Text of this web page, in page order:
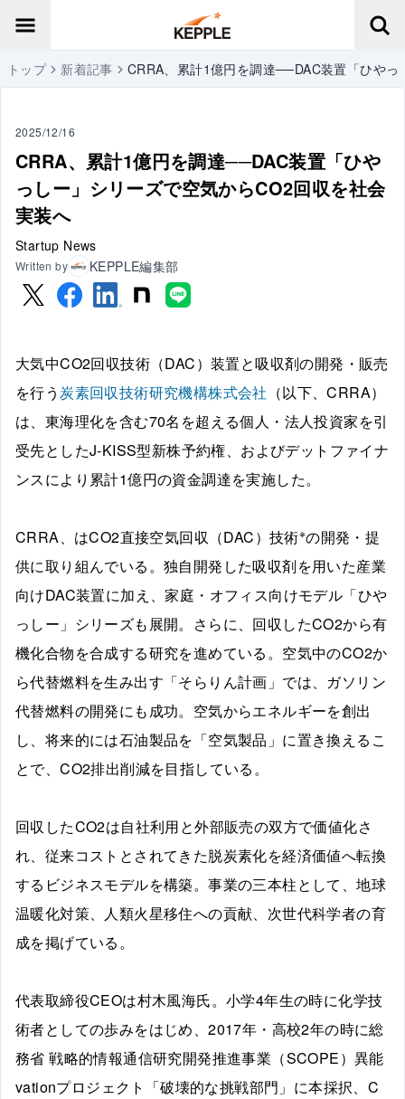
トップ 新着記事 CRRA、累計1億円を調達──DAC装置「ひや
2025/12/16
CRRA、累計1億円を調達──DAC装置「ひや
っしー」シリーズで空気からCO2回収を社会
実装へ
Startup News
Written by KEPPLE編集部
大気中CO2回収技術（DAC）装置と吸収剤の開発・販売
を行う炭素回収技術研究機構株式会社 （以下、CRRA）
は、東海理化を含む70名を超える個人・法人投資家を引
受先としたJ-KISS型新株予約権、およびデットファイナ
ンスにより累計1億円の資金調達を実施した。
CRRA、はCO2直接空気回収（DAC）技術※の開発・提
供に取り組んでいる。独自開発した吸収剤を用いた産業
向けDAC装置に加え、家庭・オフィス向けモデル「ひや
っしー」シリーズも展開。さらに、回収したCO2から有
機化合物を合成する研究を進めている。空気中のCO2か
ら代替燃料を生み出す「そらりん計画」では、ガソリン
代替燃料の開発にも成功。空気からエネルギーを創出
し、将来的には石油製品を「空気製品」に置き換えるこ
とで、CO2排出削減を目指している。
回収したCO2は自社利用と外部販売の双方で価値化さ
れ、従来コストとされてきた脱炭素化を経済価値へ転換
するビジネスモデルを構築。事業の三本柱として、地球
温暖化対策、人類火星移住への貢献、次世代科学者の育
成を掲げている。
代表取締役CEOは村木風海氏。小学4年生の時に化学技
術者としての歩みをはじめ、2017年・高校2年の時に総
務省 戦略的情報通信研究開発推進事業（SCOPE）異能
vationプロジェクト「破壊的な挑戦部門」に本採択、C